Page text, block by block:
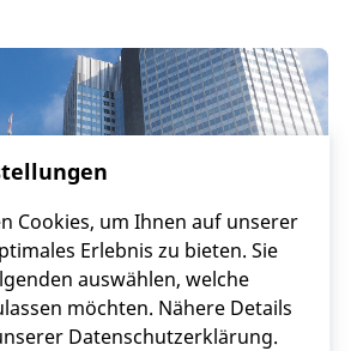
Cookies, um Ihnen auf unserer
Erlebnis zu bieten. Sie
auswählen, welche
möchten. Nähere Details
Datenschutzerklärung.